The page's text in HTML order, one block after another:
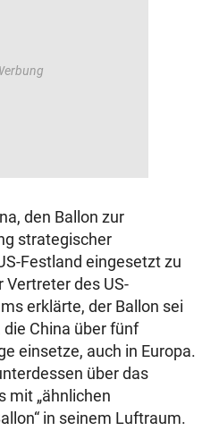
den Ballon zur
strategischer
Festland eingesetzt zu
Vertreter des US-
erklärte, der Ballon sei
China über fünf
einsetze, auch in Europa.
über das
mit „ähnlichen
in seinem Luftraum.